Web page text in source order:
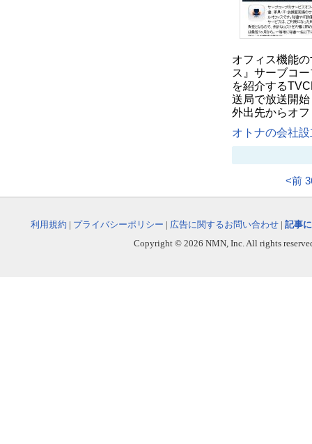
オフィス機能
ス』サーブコ
を紹介する
送局で放送開
外出先からオ
オトナの会社
<前
利用規約 | プライバシーポリシー | 広告に関するお問い合わせ | 記事
Copyright © 2026 NMN, Inc. All rights